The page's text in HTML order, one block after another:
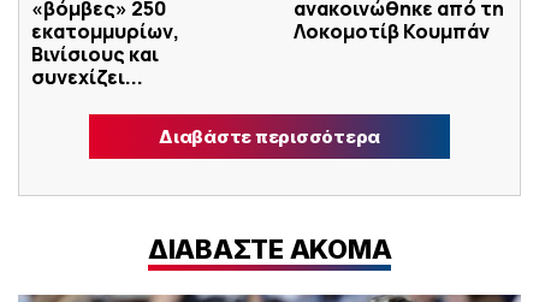
«βόμβες» 250
εκατομμυρίων,
Βινίσιους και
συνεχίζει...
ανακοινώθηκε από τη
Λοκομοτίβ Κουμπάν
Διαβάστε περισσότερα
ΔΙΑΒΑΣΤΕ ΑΚΟΜΑ